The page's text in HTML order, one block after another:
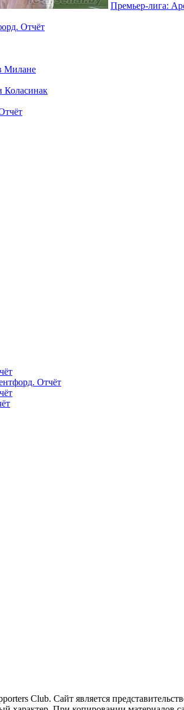
Премьер-лига:
Отчёт
Милане
Коласинак
Отчёт
Club. Cайт является